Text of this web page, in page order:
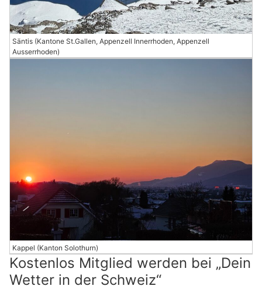
Säntis (Kantone St.Gallen, Appenzell Innerrhoden, Appenzell
Ausserrhoden)
Kappel (Kanton Solothurn)
Kostenlos Mitglied werden bei „Dein
Wetter in der Schweiz“